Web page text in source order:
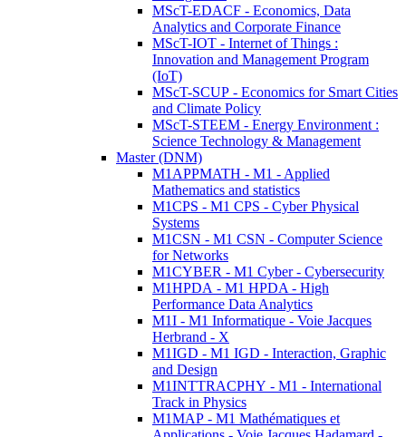
MScT-EDACF - Economics, Data
Analytics and Corporate Finance
MScT-IOT - Internet of Things :
Innovation and Management Program
(IoT)
MScT-SCUP - Economics for Smart Cities
and Climate Policy
MScT-STEEM - Energy Environment :
Science Technology & Management
Master (DNM)
M1APPMATH - M1 - Applied
Mathematics and statistics
M1CPS - M1 CPS - Cyber Physical
Systems
M1CSN - M1 CSN - Computer Science
for Networks
M1CYBER - M1 Cyber - Cybersecurity
M1HPDA - M1 HPDA - High
Performance Data Analytics
M1I - M1 Informatique - Voie Jacques
Herbrand - X
M1IGD - M1 IGD - Interaction, Graphic
and Design
M1INTTRACPHY - M1 - International
Track in Physics
M1MAP - M1 Mathématiques et